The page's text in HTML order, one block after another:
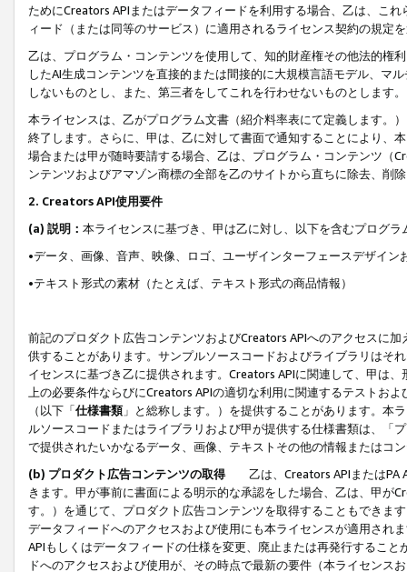
ためにCreators APIまたはデータフィードを利用する場合、乙は、こ
ィード（または同等のサービス）に適用されるライセンス契約の規定
乙は、プログラム・コンテンツを使用して、知的財産権その他法的権
したAI生成コンテンツを直接的または間接的に大規模言語モデル、マ
しないものとし、また、第三者をしてこれを行わせないものとします。
本ライセンスは、乙がプログラム文書（紹介料率表にて定義します。
終了します。さらに、甲は、乙に対して書面で通知することにより、
場合または甲が随時要請する場合、乙は、プログラム・コンテンツ（
ンテンツおよびアマゾン商標の全部を乙のサイトから直ちに除去、削
2. Creators API使用要件
(a) 説明： 本ライセンスに基づき、甲は乙に対し、以下を含むプログ
•データ、画像、音声、映像、ロゴ、ユーザインターフェースデザイ
•テキスト形式の素材（たとえば、テキスト形式の商品情報）
前記のプロダクト広告コンテンツおよびCreators APIへのアクセスに
供することがあります。サンプルソースコードおよびライブラリはそ
イセンスに基づき乙に提供されます。Creators APIに関連して、甲は
上の必要条件ならびにCreators APIの適切な利用に関連するテストお
（以下「仕様書類」と総称します。）を提供することがあります。本
ルソースコードまたはライブラリおよび甲が提供する仕様書類は、「
で提供されたいかなるデータ、画像、テキストその他の情報またはコ
(b) プロダクト広告コンテンツの取得
乙は、Creators APIまたはPA
きます。甲が事前に書面による明示的な承認をした場合、乙は、甲が
す。）を通じて、プロダクト広告コンテンツを取得することもできま
データフィードへのアクセスおよび使用にも本ライセンスが適用され
APIもしくはデータフィードの仕様を変更、廃止または再発行するこ
ドへのアクセスおよび使用が、その時点で最新の要件（本ライセン